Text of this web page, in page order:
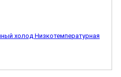
холод Низкотемпературная